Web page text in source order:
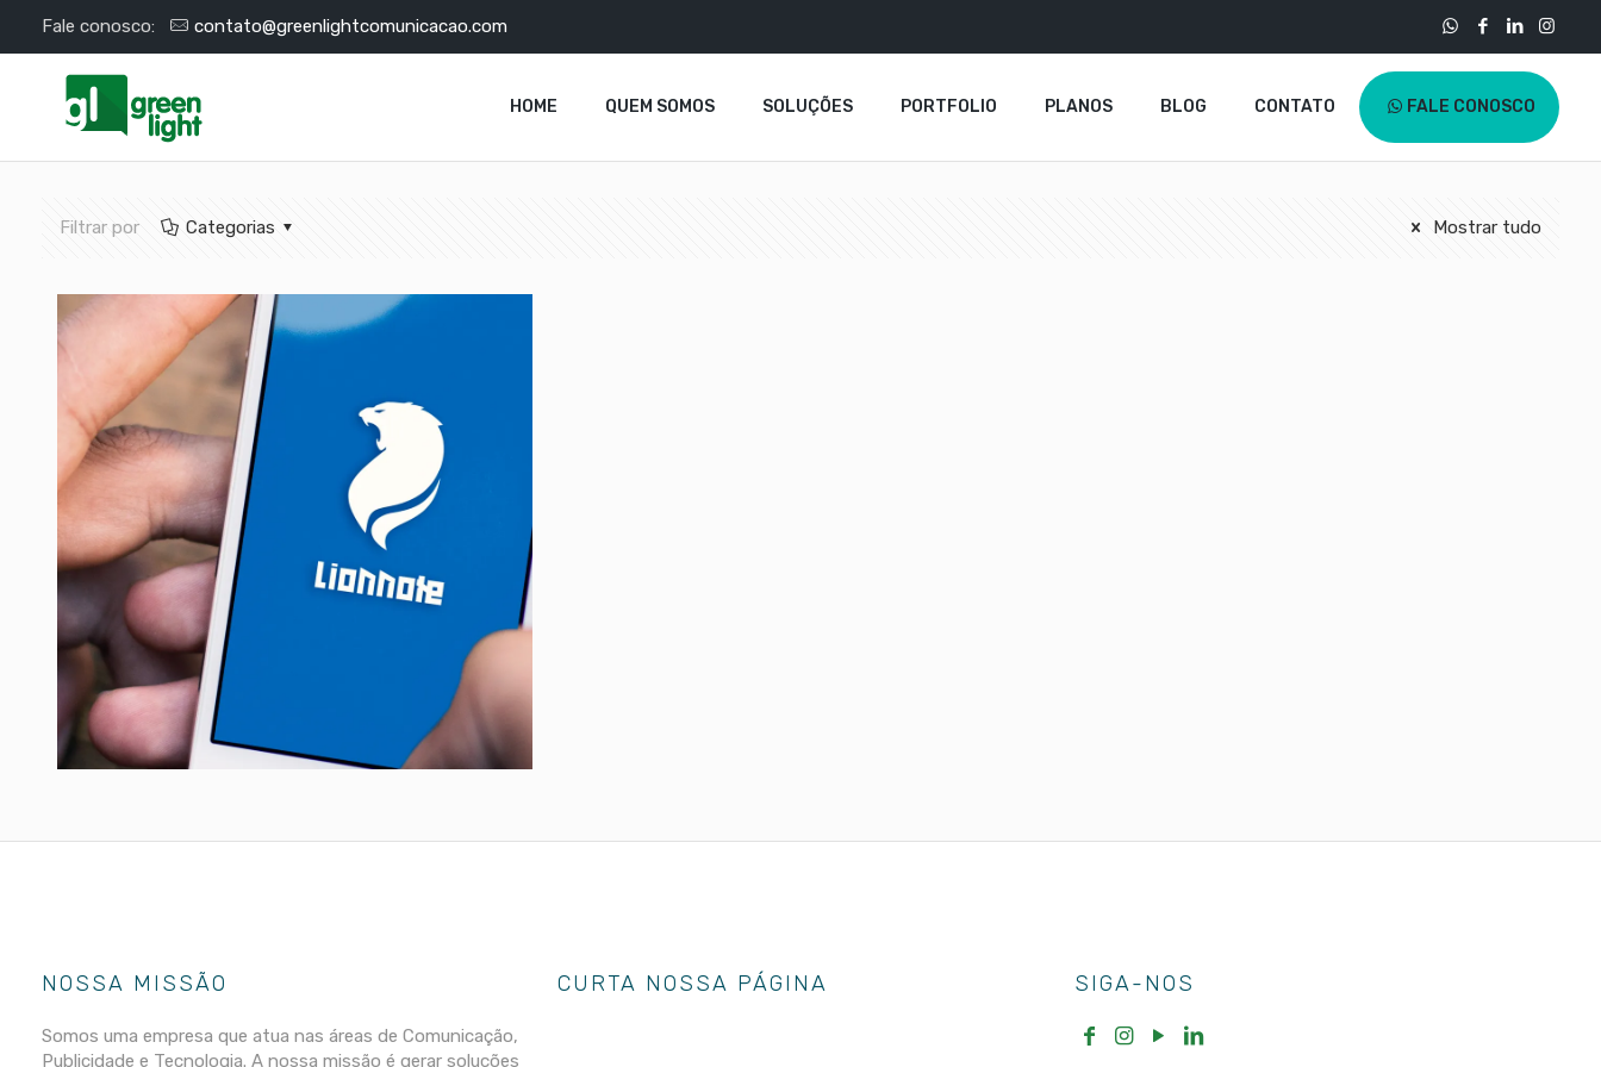
Fale conosco: contato@greenlightcomunicacao.com
HOME QUEM SOMOS SOLUÇÕES PORTFOLIO PLANOS BLOG CONTATO FALE CONOSCO
Filtrar por Categorias Mostrar tudo
Lionnote
NOSSA MISSÃO
Somos uma empresa que atua nas áreas de Comunicação,
Publicidade e Tecnologia. A nossa missão é gerar soluções
CURTA NOSSA PÁGINA SIGA-NOS